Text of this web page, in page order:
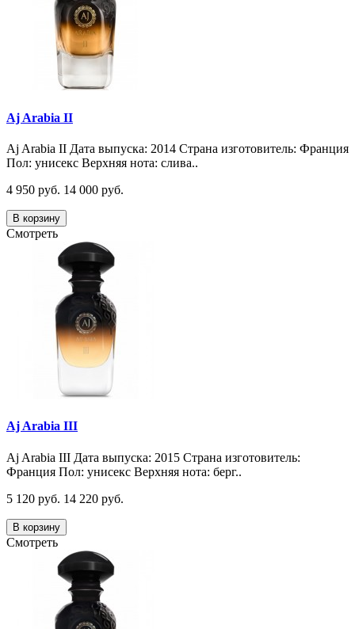
Aj Arabia II
Aj Arabia II Дата выпуска: 2014 Страна изготовитель: Франция
Пол: унисекс Верхняя нота: слива..
4 950 руб. 14 000 руб.
В корзину
Смотреть
Aj Arabia III
Aj Arabia III Дата выпуска: 2015 Страна изготовитель:
Франция Пол: унисекс Верхняя нота: берг..
5 120 руб. 14 220 руб.
В корзину
Смотреть